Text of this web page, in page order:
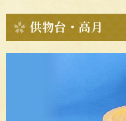
供物台・高月